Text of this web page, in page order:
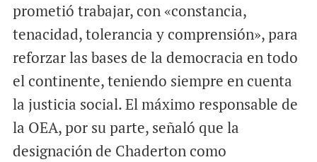
prometió trabajar, con «constancia,
tenacidad, tolerancia y comprensión», para
reforzar las bases de la democracia en todo
el continente, teniendo siempre en cuenta
la justicia social. El máximo responsable de
la OEA, por su parte, señaló que la
designación de Chaderton como